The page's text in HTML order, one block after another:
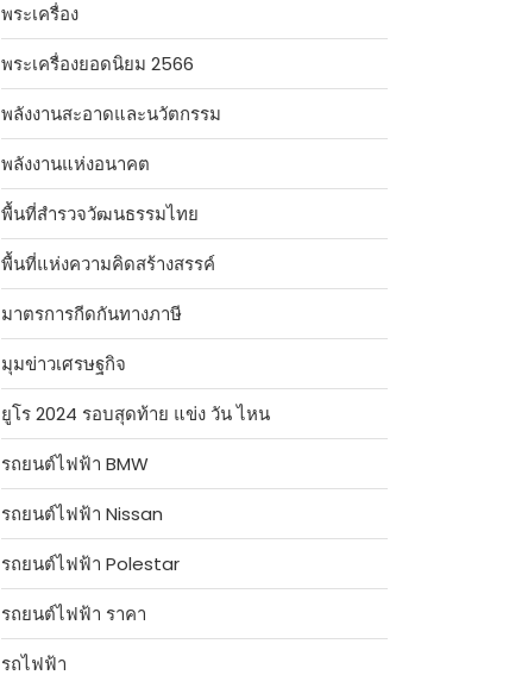
พระเครื่อง
พระเครื่องยอดนิยม 2566
พลังงานสะอาดและนวัตกรรม
พลังงานแห่งอนาคต
พื้นที่สำรวจวัฒนธรรมไทย
พื้นที่แห่งความคิดสร้างสรรค์
มาตรการกีดกันทางภาษี
มุมข่าวเศรษฐกิจ
ยูโร 2024 รอบสุดท้าย แข่ง วัน ไหน
รถยนต์ไฟฟ้า BMW
รถยนต์ไฟฟ้า Nissan
รถยนต์ไฟฟ้า Polestar
รถยนต์ไฟฟ้า ราคา
รถไฟฟ้า